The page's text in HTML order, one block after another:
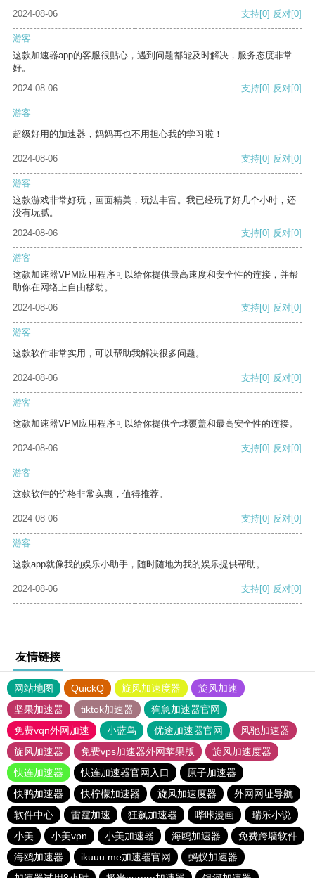
2024-08-06
支持[0] 反对[0]
游客
这款加速器app的客服很贴心，遇到问题都能及时解决，服务态度非常
好。
2024-08-06
支持[0] 反对[0]
游客
超级好用的加速器，妈妈再也不用担心我的学习啦！
2024-08-06 支持[0] 反对[0]
游客
这款游戏非常好玩，画面精美，玩法丰富。我已经玩了好几个小时，还
没有玩腻。
2024-08-06
支持[0] 反对[0]
游客
这款加速器VPM应用程序可以给你提供最高速度和安全性的连接，并帮
助你在网络上自由移动。
2024-08-06
支持[0] 反对[0]
游客
这款软件非常实用，可以帮助我解决很多问题。
2024-08-06 支持[0] 反对[0]
游客
这款加速器VPM应用程序可以给你提供全球覆盖和最高安全性的连接。
2024-08-06 支持[0] 反对[0]
游客
这款软件的价格非常实惠，值得推荐。
2024-08-06 支持[0] 反对[0]
游客
这款app就像我的娱乐小助手，随时随地为我的娱乐提供帮助。
2024-08-06 支持[0] 反对[0]
友情链接
网站地图 QuickQ 旋风加速度器
旋风加速
坚果加速器
tiktok加速器
狗急加速器官网
免费vqn外网加速
小蓝鸟 优途加速器官网
风驰加速器
旋风加速器
免费vps加速器外网苹果版
旋风加速度器
快连加速器
快连加速器官网入口
原子加速器
快鸭加速器
快柠檬加速器 旋风加速度器
外网网址导航
软件中心
雷霆加速 狂飙加速器 哔咔漫画
瑞乐小说
小美
小美vpn 小美加速器 海鸥加速器
免费跨墙软件
海鸥加速器
ikuuu.me加速器官网
蚂蚁加速器